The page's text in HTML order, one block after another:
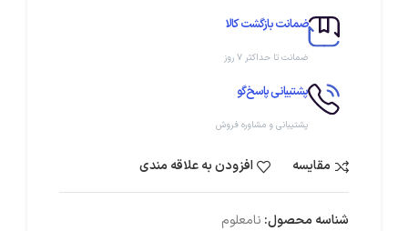
ضمانت بازگشت کالا
ضمانت تا حداکثر ۷ روز
پشتیبانی پاسخ‌گو
پشتیبانی و مشاوره فروش
مقایسه افزودن به علاقه مندی
شناسه محصول: نامعلوم